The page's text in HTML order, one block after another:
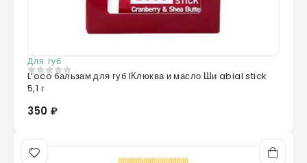
Для губ
0 из 5
L’oco бальзам для губ lКлюква и масло Ши abial stick
5,1 г
350 ₽